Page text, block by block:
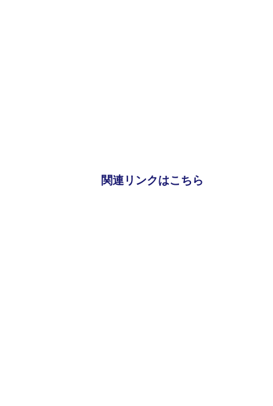
関連リンクはこちら